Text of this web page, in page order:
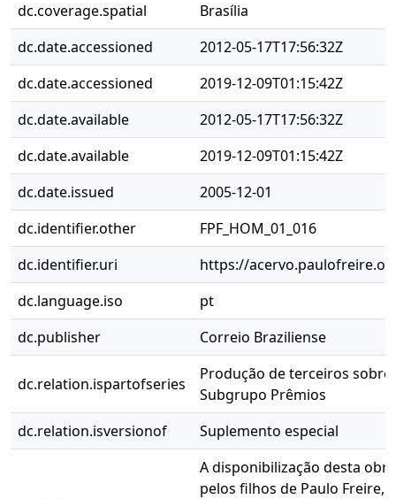
dc.coverage.spatial
Brasília
dc.date.accessioned
2012-05-17T17:56:32Z
dc.date.accessioned
2019-12-09T01:15:42Z
dc.date.available
2012-05-17T17:56:32Z
dc.date.available
2019-12-09T01:15:42Z
dc.date.issued
2005-12-01
dc.identifier.other
FPF_HOM_01_016
dc.identifier.uri
https://
dc.language.iso
pt
dc.publisher
Correio Braziliense
dc.relation.ispartofseries
Produção de terceiros sobre
Subgrupo Prêmios
dc.relation.isversionof
Suplemento especial
A disponibilização desta
pelos filhos de Paulo Freire,